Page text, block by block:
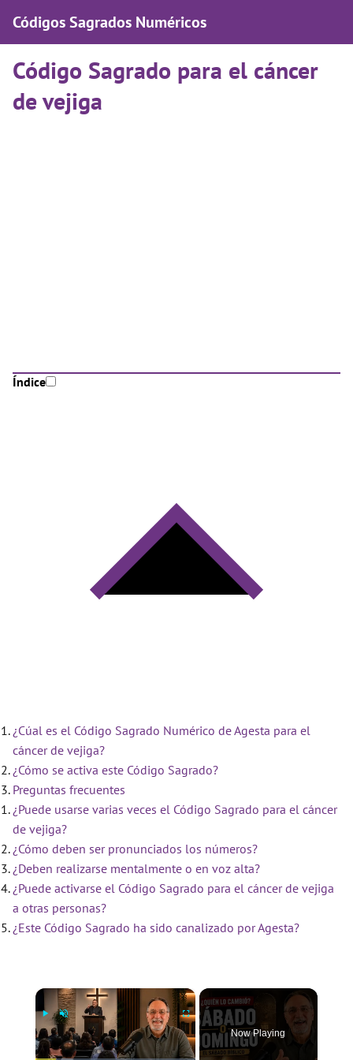
Códigos Sagrados Numéricos
Código Sagrado para el cáncer
de vejiga
Índice
¿Cúal es el Código Sagrado Numérico de Agesta para el
cáncer de vejiga?
¿Cómo se activa este Código Sagrado?
Preguntas frecuentes
¿Puede usarse varias veces el Código Sagrado para el cáncer
de vejiga?
¿Cómo deben ser pronunciados los números?
¿Deben realizarse mentalmente o en voz alta?
¿Puede activarse el Código Sagrado para el cáncer de vejiga
a otras personas?
¿Este Código Sagrado ha sido canalizado por Agesta?
×
Now Playing